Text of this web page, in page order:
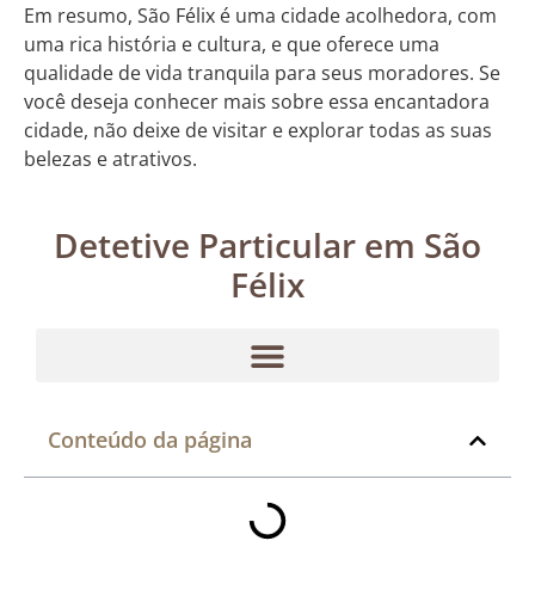
Em resumo, São Félix é uma cidade acolhedora, com
uma rica história e cultura, e que oferece uma
qualidade de vida tranquila para seus moradores. Se
você deseja conhecer mais sobre essa encantadora
cidade, não deixe de visitar e explorar todas as suas
belezas e atrativos.
Detetive Particular em São
Félix
Conteúdo da página